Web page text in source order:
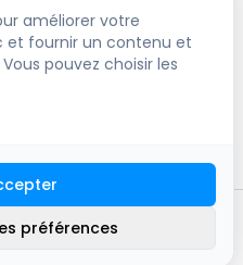
BC, V6P 6G5, Canada
2T8, Canada
Plan du site
améliorer votre
et fournir un contenu et
pouvez choisir les
préférences